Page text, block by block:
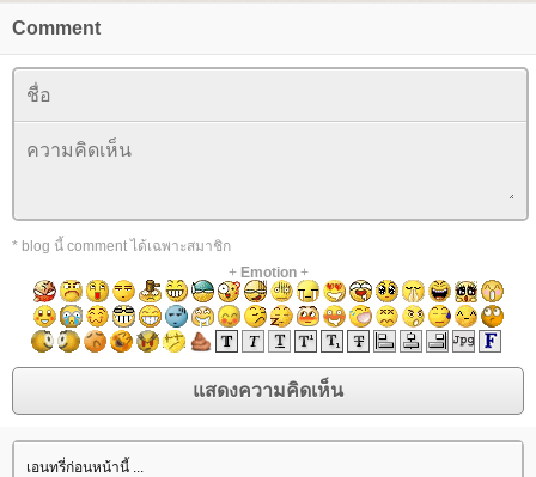
Comment
* blog นี้ comment ได้เฉพาะสมาชิก
+ Emotion+
เอนทรี่ก่อนหน้านี้ ...